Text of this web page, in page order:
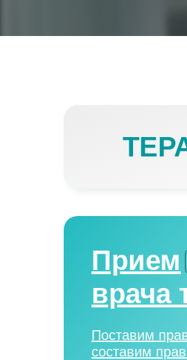
Прием
врача
Поставим
составим